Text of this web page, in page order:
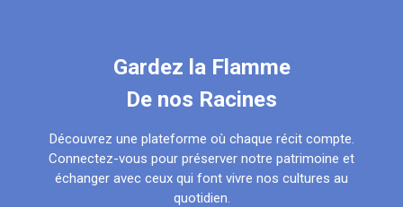
Gardez la Flamme
De nos Racines
Découvrez une plateforme où chaque récit compte.
Connectez-vous pour préserver notre patrimoine et
échanger avec ceux qui font vivre nos cultures au
quotidien.